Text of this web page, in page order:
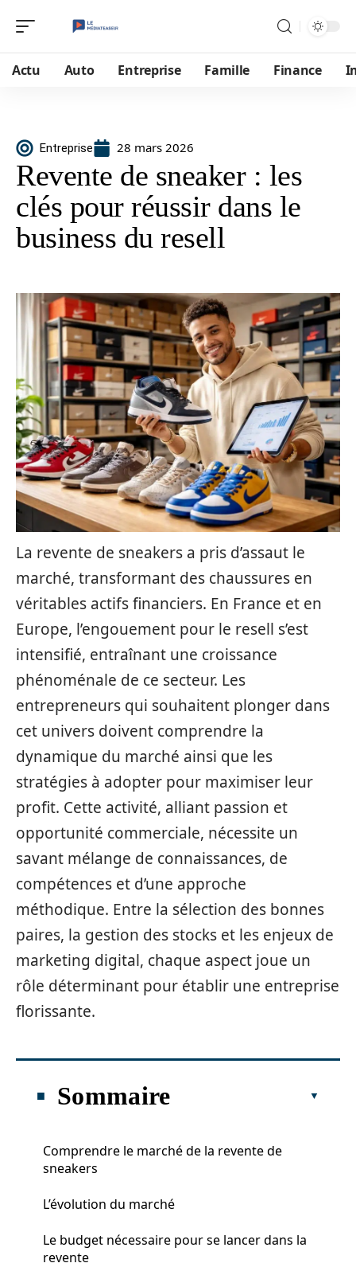
Actu Auto Entreprise Famille Finance
Entreprise 28 mars 2026
Revente de sneaker : les
clés pour réussir dans le
business du resell
La revente de sneakers a pris d’assaut le
marché, transformant des chaussures en
véritables actifs financiers. En France et en
Europe, l’engouement pour le resell s’est
intensifié, entraînant une croissance
phénoménale de ce secteur. Les
entrepreneurs qui souhaitent plonger dans
cet univers doivent comprendre la
dynamique du marché ainsi que les
stratégies à adopter pour maximiser leur
profit. Cette activité, alliant passion et
opportunité commerciale, nécessite un
savant mélange de connaissances, de
compétences et d’une approche
méthodique. Entre la sélection des bonnes
paires, la gestion des stocks et les enjeux de
marketing digital, chaque aspect joue un
rôle déterminant pour établir une entreprise
florissante.
Sommaire
Comprendre le marché de la revente de
sneakers
L’évolution du marché
Le budget nécessaire pour se lancer dans la
revente